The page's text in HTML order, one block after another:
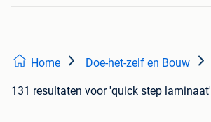
Home Doe-het-zelf en Bouw
131 resultaten voor 'quick step laminaat'